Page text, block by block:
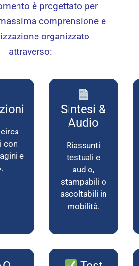
è progettato per
comprensione e
organizzato
attraverso:
con
e
Sintesi &
Audio
Riassunti
testuali e
audio,
stampabili o
ascoltabili in
mobilità.